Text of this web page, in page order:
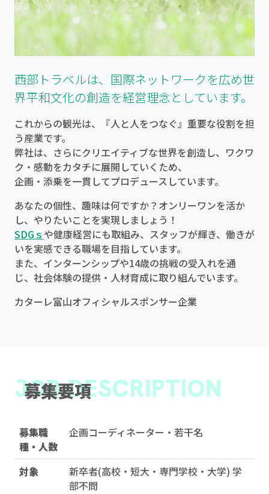
西部トラベルは、国際ネットワークを広め世
界平和文化の創造を経営理念としています。
これからの観光は、『人と人をつなぐ』重要な役割を担
う産業です。
弊社は、さらにクリエイティブな世界を創造し、ワクワ
ク・感動をカタチに展開していくため、
企画・添乗を一貫してプロデュースしています。
あなたの個性、趣味は何ですか？オンリーワンを活か
し、やりたいことを実現しましょう！
SDGｓ や健康経営にも取組み、スタッフが輝き、働きが
いを実感できる職場を目指しています。
また、インターンシップや14歳の挑戦の受入れを通
じ、社会体験の提供・人材育成に取り組んでいます。
カターレ富山オフィシャルスポンサー企業
JOB DESCRIPTION
募集要項
募集職
種・人数
企画コーディネーター・若干名
対象
新卒者(高校・短大・専門学校・大学) 学
部不問